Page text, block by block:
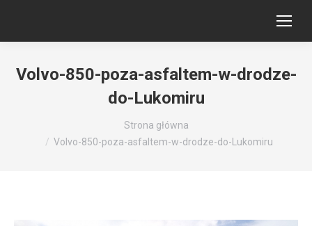
Volvo-850-poza-asfaltem-w-drodze-
do-Lukomiru
Strona główna
Volvo-850-poza-asfaltem-w-drodze-do-Lukomiru